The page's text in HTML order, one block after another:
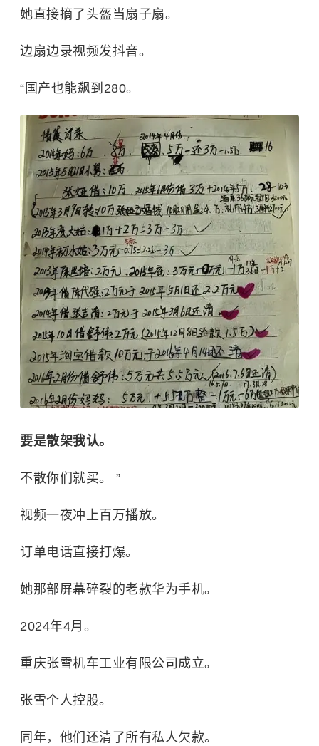
她直接摘了头盔当扇子扇。
边扇边录视频发抖音。
“国产也能飙到280。
要是散架我认。
不散你们就买。 ”
视频一夜冲上百万播放。
订单电话直接打爆。
她那部屏幕碎裂的老款华为手机。
2024年4月。
重庆张雪机车工业有限公司成立。
张雪个人控股。
同年，他们还清了所有私人欠款。